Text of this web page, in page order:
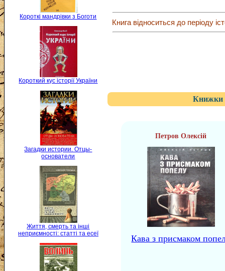
Короткі мандрівки з Боготи
Короткий кус історії України
Загадки истории. Отцы-
основатели
Життя, смерть та інші
неприємності: статті та есеї
Книга відноситься до періоду
Книжки
Петров Олексій
Кава з присмаком